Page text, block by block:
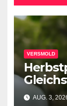
VERSMOLD
AUG. 3,